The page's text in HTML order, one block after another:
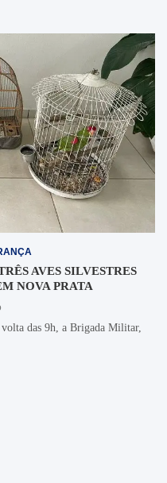
AVES SILVESTRES
NOVA PRATA
das 9h, a Brigada Militar,